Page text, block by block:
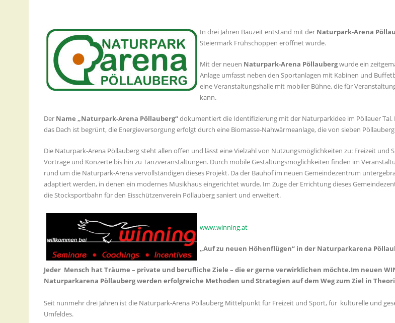
In drei Jahren Bauzeit entstand mit der Naturpark-Arena
Steiermark Frühschoppen eröffnet wurde.
Mit der neuen Naturpark-Arena Pöllaubergwurde ein
Anlage umfasst neben den Sportanlagen mit Kabinen und
eine Veranstaltungshalle mit mobiler Bühne, die für
kann.
Der Name „Naturpark-Arena Pöllauberg“dokumentiert die Identifizierung mit der Naturparkidee im Pöllauer
das Dach ist begrünt, die Energieversorgung erfolgt durch eine Biomasse-Nahwärmeanlage, die von sieben
Die Naturpark-Arena Pöllauberg steht allen offen und lässt eine Vielzahl von Nutzungsmöglichkeiten zu: Freizeit
Vorträge und Konzerte bis hin zu Tanzveranstaltungen. Durch mobile Gestaltungsmöglichkeiten finden im
rund um die Naturpark-Arena vervollständigen dieses Projekt. Da der Bauhof im neuen Gemeindezentrum
adaptiert werden, in denen ein modernes Musikhaus eingerichtet wurde. Im Zuge der Errichtung dieses
die Stocksportbahn für den Eisschützenverein Pöllauberg saniert und erweitert.
www.winning.at
„Auf zu neuen Höhenflügen“ in der Naturparkarena
Jeder Mensch hat Träume – private und berufliche Ziele – die er gerne verwirklichen möchte.Im neuen
Naturparkarena Pöllauberg werden erfolgreiche Methoden und Strategien auf dem Weg zum Ziel in
Seit nunmehr drei Jahren ist die Naturpark-Arena Pöllauberg Mittelpunkt für Freizeit und Sport, für kulturelle und
Umfeldes.